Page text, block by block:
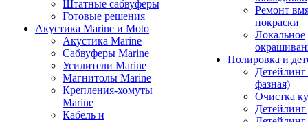
Штатные сабвуферы
Готовые решения
Акустика Marine и Moto
Акустика Marine
Сабвуферы Marine
Усилители Marine
Магнитолы Marine
Крепления-хомуты
Marine
Кабель и
Ремонт
покраски
Локальное
Полировка и
фазная)
Очистка
Детейлинг